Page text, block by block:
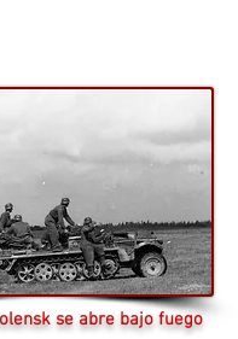
se abre bajo fuego